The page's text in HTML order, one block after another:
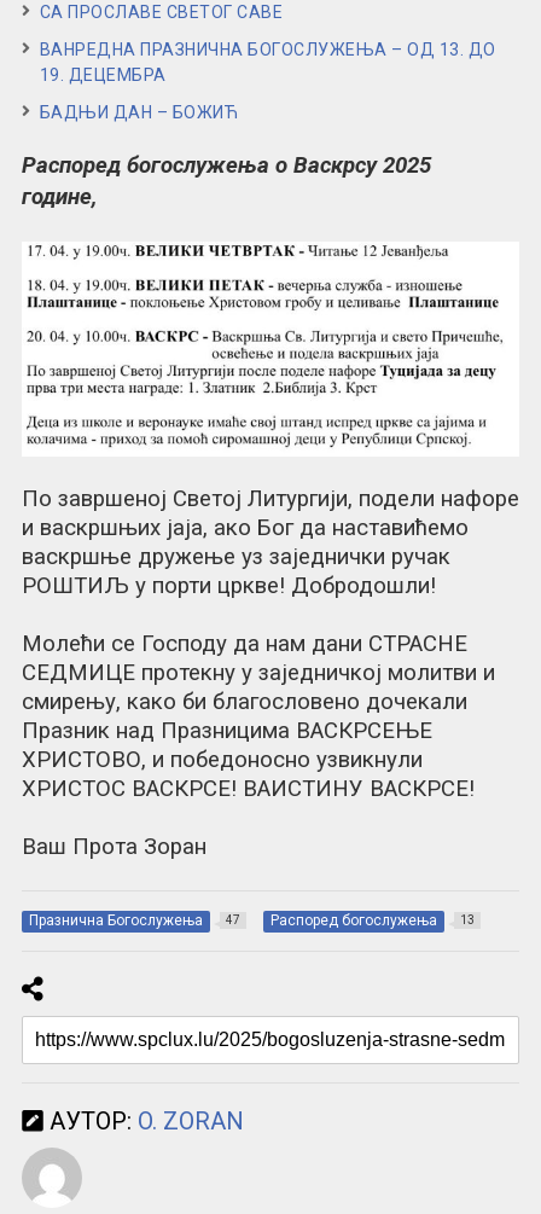
СА ПРОСЛАВЕ СВЕТОГ САВЕ
ВАНРЕДНА ПРАЗНИЧНА БОГОСЛУЖЕЊА – ОД 13. ДО
19. ДЕЦЕМБРА
БАДЊИ ДАН – БОЖИЋ
Распоред богослужења о Васкрсу 2025
године,
По завршеној Светој Литургији, подели нафоре
и васкршњих јаја, ако Бог да наставићемо
васкршње дружење уз заједнички ручак
РОШТИЉ у порти цркве! Добродошли!
Молећи се Господу да нам дани СТРАСНЕ
СЕДМИЦЕ протекну у заједничкој молитви и
смирењу, како би благословено дочекали
Празник над Празницима ВАСКРСЕЊЕ
ХРИСТОВО, и победоносно узвикнули
ХРИСТОС ВАСКРСЕ! ВАИСТИНУ ВАСКРСЕ!
Ваш Прота Зоран
Празнична Богослужења 47 Распоред богослужења 13
АУТОР: O. ZORAN